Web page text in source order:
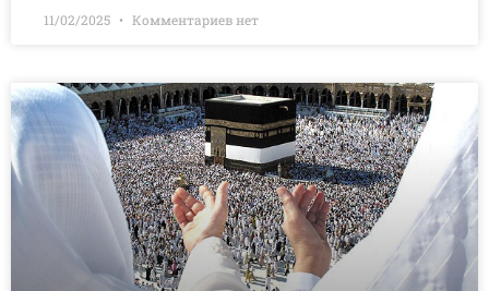
11/02/2025 Комментариев нет